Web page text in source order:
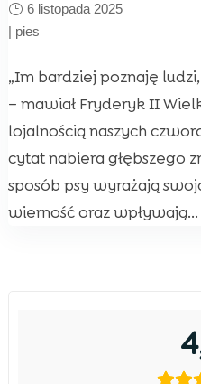
6 listopada 2025
| pies
„Im bardziej poznaję
– mawiał Fryderyk II
lojalnością naszych
cytat nabiera głębszego
sposób psy wyrażają
wierność oraz wpływają...